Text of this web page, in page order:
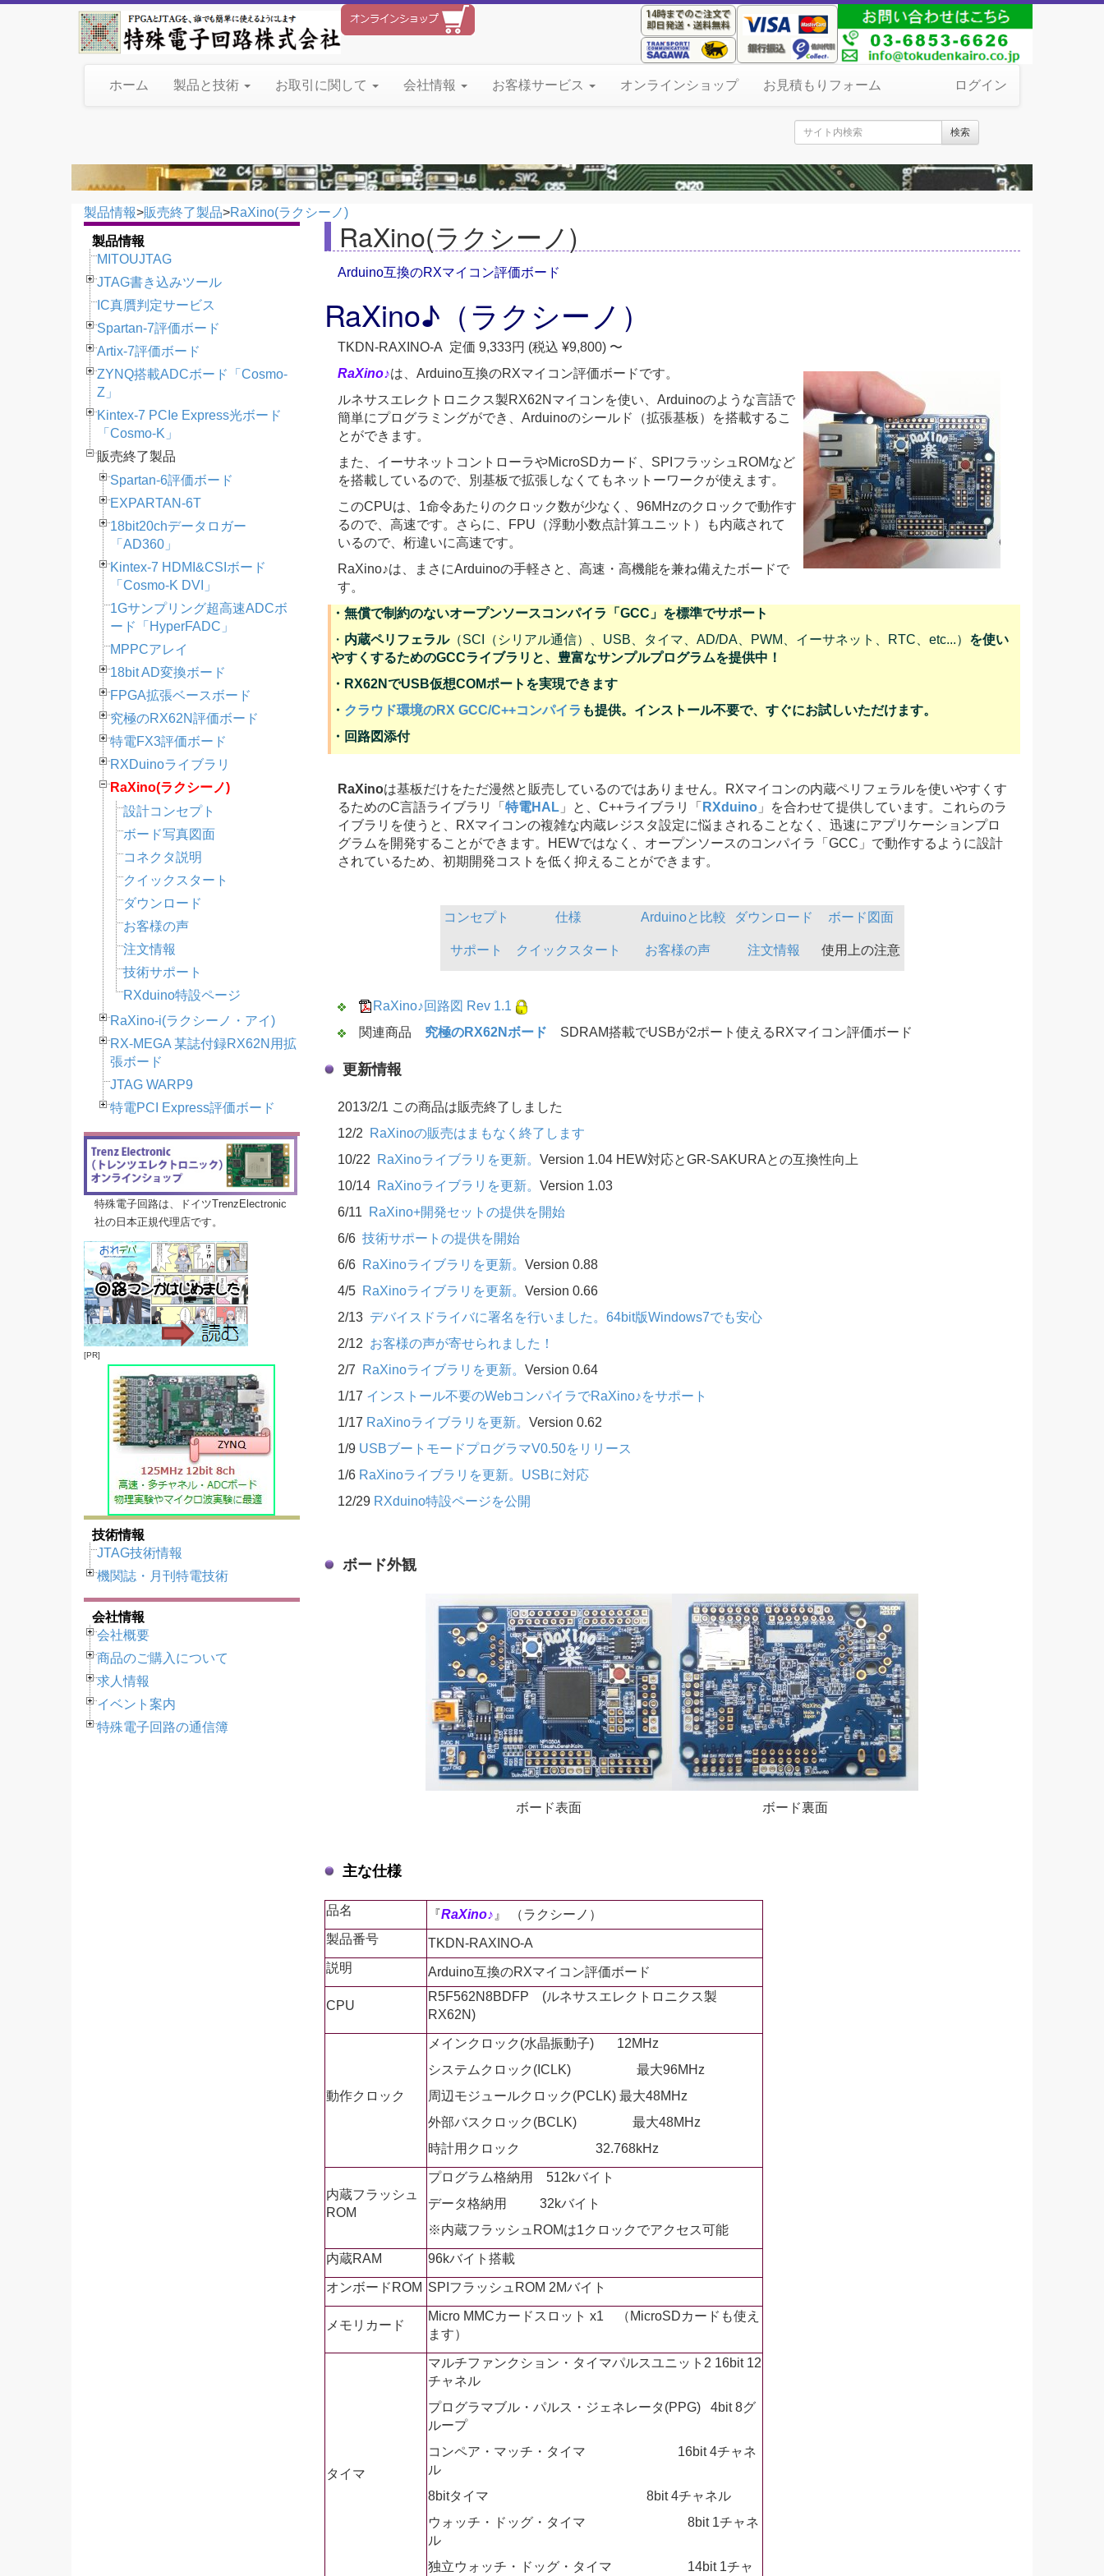
ホーム 製品と技術 お取引に関して 会社情報 お客様サービス オンラインショップ お見積もりフォーム ログイン
検索
製品情報>販売終了製品>RaXino(ラクシーノ)
製品情報
MITOUJTAG
JTAG書き込みツール
IC真贋判定サービス
Spartan-7評価ボード
Artix-7評価ボード
ZYNQ搭載ADCボード「Cosmo-
Z」
Kintex-7 PCIe Express光ボード
「Cosmo-K」
販売終了製品
Spartan-6評価ボード
EXPARTAN-6T
18bit20chデータロガー
「AD360」
Kintex-7 HDMI&CSIボード
「Cosmo-K DVI」
1Gサンプリング超高速ADCボ
ード「HyperFADC」
MPPCアレイ
18bit AD変換ボード
FPGA拡張ベースボード
究極のRX62N評価ボード
特電FX3評価ボード
RXDuinoライブラリ
RaXino(ラクシーノ)
設計コンセプト
ボード写真図面
コネクタ説明
クイックスタート
ダウンロード
お客様の声
注文情報
技術サポート
RXduino特設ページ
RaXino-i(ラクシーノ・アイ)
RX-MEGA 某誌付録RX62N用拡
張ボード
JTAG WARP9
特電PCI Express評価ボード
特殊電子回路は、ドイツTrenzElectronic
社の日本正規代理店です。
[PR]
技術情報
JTAG技術情報
機関誌・月刊特電技術
会社情報
会社概要
商品のご購入について
求人情報
イベント案内
特殊電子回路の通信簿
RaXino(ラクシーノ)
Arduino互換のRXマイコン評価ボード
RaXino♪（ラクシーノ）
TKDN-RAXINO-A 定価 9,333円 (税込 ¥9,800) 〜
RaXino♪は、Arduino互換のRXマイコン評価ボードです。
ルネサスエレクトロニクス製RX62Nマイコンを使い、Arduinoのような言語で
簡単にプログラミングができ、Arduinoのシールド（拡張基板）を搭載するこ
とができます。
また、イーサネットコントローラやMicroSDカード、SPIフラッシュROMなど
を搭載しているので、別基板で拡張しなくてもネットーワークが使えます。
このCPUは、1命令あたりのクロック数が少なく、96MHzのクロックで動作す
るので、高速です。さらに、FPU（浮動小数点計算ユニット）も内蔵されて
いるので、桁違いに高速です。
RaXino♪は、まさにArduinoの手軽さと、高速・高機能を兼ね備えたボードで
す。
・無償で制約のないオープンソースコンパイラ「GCC」を標準でサポート
・ 内蔵ペリフェラル（SCI（シリアル通信）、USB、タイマ、AD/DA、PWM、イーサネット、RTC、etc...） を使い
やすくするためのGCCライブラリと、豊富なサンプルプログラムを提供中！
・RX62NでUSB仮想COMポートを実現できます
・ クラウド環境のRX GCC/C++コンパイラ も提供。インストール不要で、すぐにお試しいただけます。
・回路図添付
RaXinoは基板だけをただ漫然と販売しているのではありません。RXマイコンの内蔵ペリフェラルを使いやすくす
るためのC言語ライブラリ「 特電HAL」と、C++ライブラリ「 RXduino」を合わせて提供しています。これらのラ
イブラリを使うと、RXマイコンの複雑な内蔵レジスタ設定に悩まされることなく、迅速にアプリケーションプロ
グラムを開発することができます。HEWではなく、オープンソースのコンパイラ「GCC」で動作するように設計
されているため、初期開発コストを低く抑えることができます。
コンセプト 仕様 Arduinoと比較 ダウンロード ボード図面
サポート クイックスタート お客様の声 注文情報 使用上の注意
RaXino♪回路図 Rev 1.1
関連商品 究極のRX62Nボード SDRAM搭載でUSBが2ポート使えるRXマイコン評価ボード
更新情報
2013/2/1 この商品は販売終了しました
12/2
RaXinoの販売はまもなく終了します
10/22
RaXinoライブラリを更新。 Version 1.04 HEW対応とGR-SAKURAとの互換性向上
10/14 RaXinoライブラリを更新。 Version 1.03
6/11
RaXino+開発セットの提供を開始
6/6 技術サポートの提供を開始
6/6 RaXinoライブラリを更新。 Version 0.88
4/5 RaXinoライブラリを更新。 Version 0.66
2/13 デバイスドライバに署名を行いました。64bit版Windows7でも安心
2/12 お客様の声が寄せられました！
2/7
RaXinoライブラリを更新。 Version 0.64
1/17 インストール不要のWebコンパイラでRaXino♪をサポート
1/17 RaXinoライブラリを更新。 Version 0.62
1/9 USBブートモードプログラマV0.50をリリース
1/6 RaXinoライブラリを更新。USBに対応
12/29 RXduino特設ページを公開
ボード外観
ボード表面 ボード裏面
主な仕様
品名 『RaXino♪ 』 （ラクシーノ）
製品番号
TKDN-RAXINO-A
説明
Arduino互換のRXマイコン評価ボード
CPU
R5F562N8BDFP (ルネサスエレクトロニクス製
RX62N)
動作クロック
メインクロック(水晶振動子) 12MHz
システムクロック(ICLK) 最大96MHz
周辺モジュールクロック(PCLK) 最大48MHz
外部バスクロック(BCLK) 最大48MHz
時計用クロック 32.768kHz
内蔵フラッシュ
ROM
プログラム格納用 512kバイト
データ格納用 32kバイト
※内蔵フラッシュROMは1クロックでアクセス可能
内蔵RAM 96kバイト搭載
オンボードROM SPIフラッシュROM 2Mバイト
メモリカード
Micro MMCカードスロット x1 （MicroSDカードも使え
ます）
タイマ
マルチファンクション・タイマパルスユニット2 16bit 12
チャネル
プログラマブル・パルス・ジェネレータ(PPG) 4bit 8グ
ループ
コンペア・マッチ・タイマ 16bit 4チャネ
ル
8bitタイマ 8bit 4チャネル
ウォッチ・ドッグ・タイマ 8bit 1チャネ
ル
独立ウォッチ・ドッグ・タイマ 14bit 1チャ